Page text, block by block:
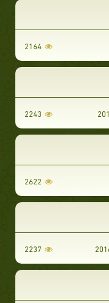
2164
2243
2622
2237